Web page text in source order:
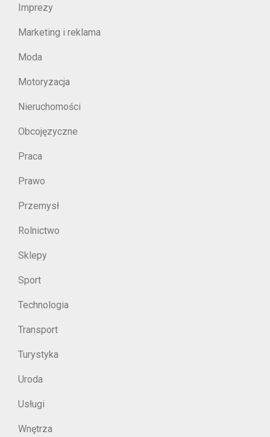
Imprezy
Marketing i reklama
Moda
Motoryzacja
Nieruchomości
Obcojęzyczne
Praca
Prawo
Przemysł
Rolnictwo
Sklepy
Sport
Technologia
Transport
Turystyka
Uroda
Usługi
Wnętrza